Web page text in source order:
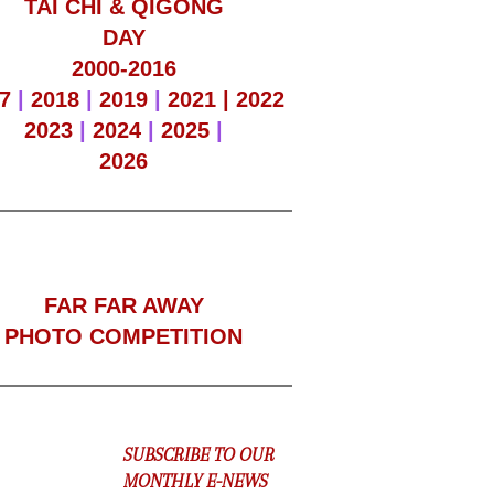
TAI CHI & QIGONG
DAY
2000-2016
|2018 |2019 |2021 |2022
2023 |2024 |2025 |
2026
FAR FAR AWAY
PHOTO COMPETITION
SUBSCRIBE TO OUR
MONTHLY E-NEWS